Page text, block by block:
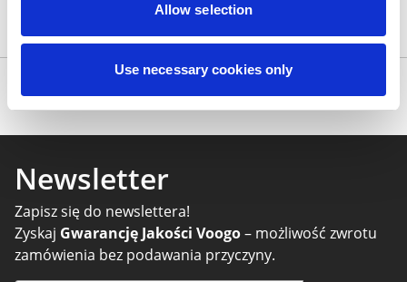
Allow selection
Use necessary cookies only
Kalendarze Fotokalendarz Biurkowy Na urodziny
Produkty
Newsletter
Zapisz się do newslettera!
Zyskaj Gwarancję Jakości Voogo– możliwość zwrotu
zamówienia bez podawania przyczyny.